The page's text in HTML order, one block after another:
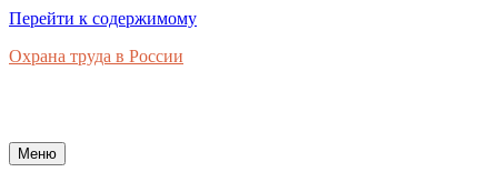
Перейти к содержимому
Охрана труда в России
Меню